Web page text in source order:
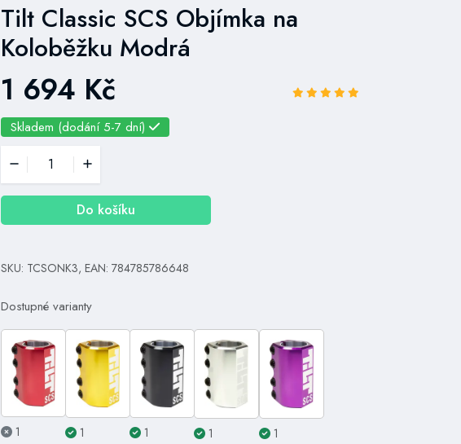
Tilt Classic SCS Objímka na
Koloběžku Modrá
1 694 Kč
Skladem (dodání 5-7 dní)
Do košíku
SKU: TCSONK3, EAN: 784785786648
Dostupné varianty
1
1
1
1
1